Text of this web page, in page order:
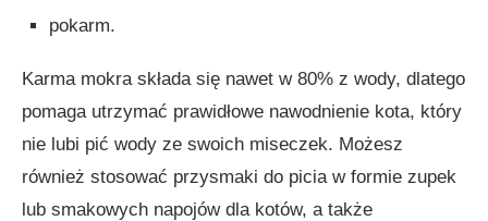
pokarm.
Karma mokra składa się nawet w 80% z wody, dlatego
pomaga utrzymać prawidłowe nawodnienie kota, który
nie lubi pić wody ze swoich miseczek. Możesz
również stosować przysmaki do picia w formie zupek
lub smakowych napojów dla kotów, a także